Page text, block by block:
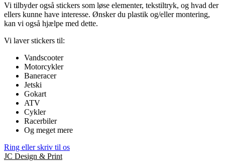
Vi tilbyder også stickers som løse elementer, tekstiltryk, og hvad der
ellers kunne have interesse. Ønsker du plastik og/eller montering,
kan vi også hjælpe med dette.
Vi laver stickers til:
Vandscooter
Motorcykler
Baneracer
Jetski
Gokart
ATV
Cykler
Racerbiler
Og meget mere
Ring eller skriv til os
JC Design & Print